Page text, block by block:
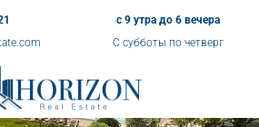
с 9 утра до 6 вечера
С субботы по четверг